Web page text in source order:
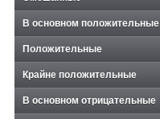
В основном положительные
Положительные
Крайне положительные
В основном отрицательные